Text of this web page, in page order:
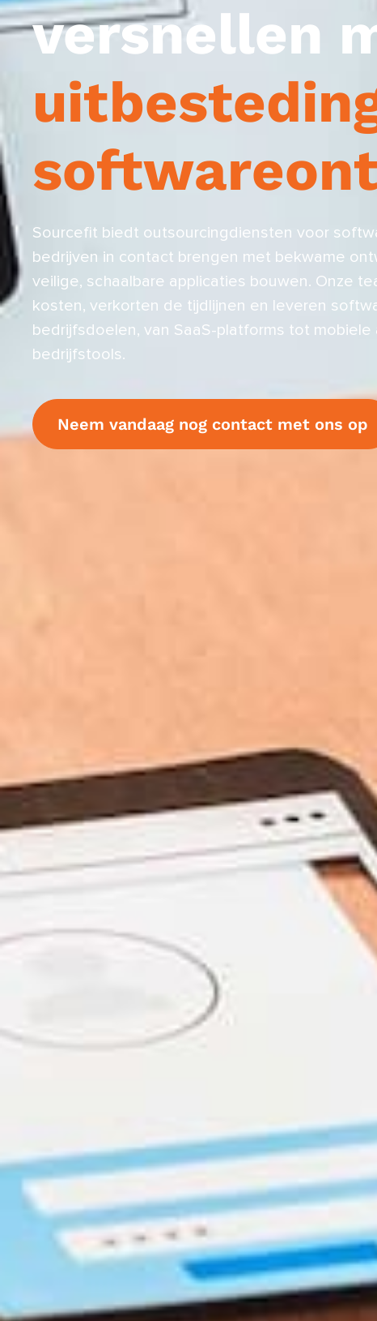
versnellen
Sourcefit biedt outsourcingdiensten voor
bedrijven in contact brengen met bekwame
veilige, schaalbare applicaties bouwen. Onze
kosten, verkorten de tijdlijnen en leveren
bedrijfsdoelen, van SaaS-platforms tot mobiele
bedrijfstools.
Neem vandaag nog contact met ons op